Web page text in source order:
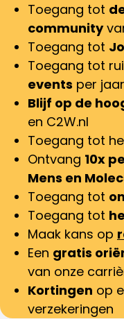
Toegang tot
community
Toegang tot
Toegang tot
events per jaar
Blijf op de
en C2W.nl
Toegang tot
Ontvang 10x
Mens en
Toegang tot
Toegang tot
Maak kans op
Een gratis
van onze
Kortingen op
verzekeringen